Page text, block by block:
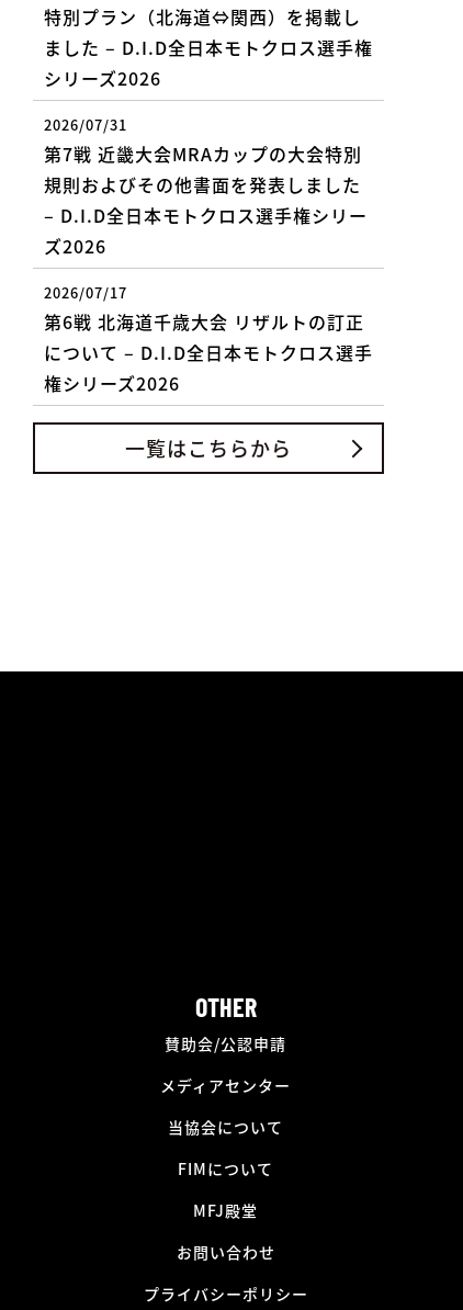
特別プラン（北海道⇔関西）を掲載し
ました – D.I.D全日本モトクロス選手権
シリーズ2026
2026/07/31
第7戦 近畿大会MRAカップの大会特別
規則およびその他書面を発表しました
– D.I.D全日本モトクロス選手権シリー
ズ2026
2026/07/17
第6戦 北海道千歳大会 リザルトの訂正
について – D.I.D全日本モトクロス選手
権シリーズ2026
一覧はこちらから
OTHER
賛助会/公認申請
メディアセンター
当協会について
FIMについて
MFJ殿堂
お問い合わせ
プライバシーポリシー